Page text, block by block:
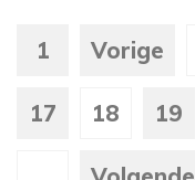
1 Vorige
17 18 19